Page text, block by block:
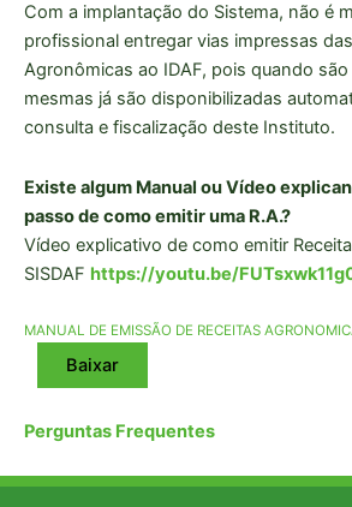
Com a implantação do Sistema, não é
profissional entregar vias impressas
Agronômicas ao IDAF, pois quando
mesmas já são disponibilizadas
consulta e fiscalização deste Instituto.
Existe algum Manual ou Vídeo
passo de como emitir uma R.A.?
Vídeo explicativo de como emitir
SISDAF https://youtu.be/
MANUAL DE EMISSÃO DE RECEITAS
Baixar
Perguntas Frequentes